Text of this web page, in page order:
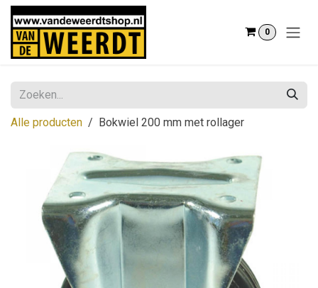
Overslaan naar inhoud
0
Alle producten Bokwiel 200 mm met rollager